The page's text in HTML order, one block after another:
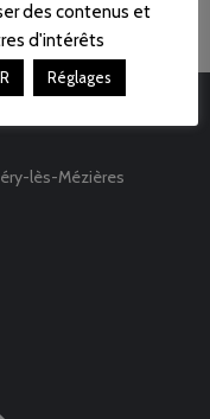
lès-Mézières
des contenus et
d'intérêts
Réglages